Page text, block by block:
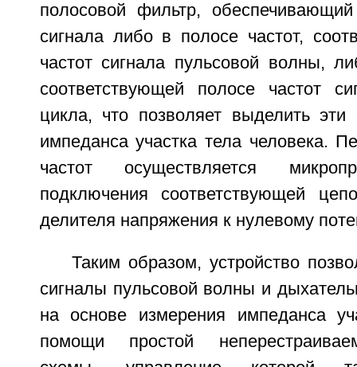
полосовой фильтр,
сигнала либо в полосе частот,
частот сигнала пульсовой волны,
соответствующей полосе частот
цикла, что позволяет выделить эти
импеданса участка тела человека.
частот осуществляется
подключения соответствующей
делителя напряжения к нулевому
Таким образом, устройство
сигналы пульсовой волны и
на основе измерения импеданса
помощи простой